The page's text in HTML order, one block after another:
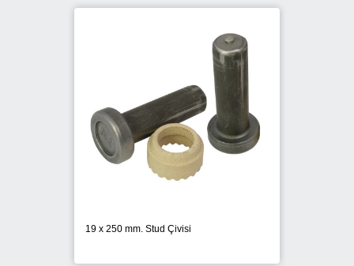
19 x 250 mm. Stud Çivisi